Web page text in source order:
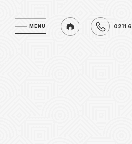
MENU 0211